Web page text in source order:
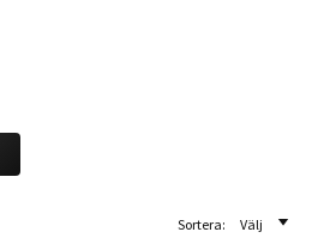
Sortera: Välj